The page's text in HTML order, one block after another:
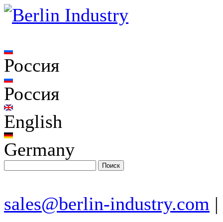
Россия
Россия
English
Germany
sales@berlin-industry.com |